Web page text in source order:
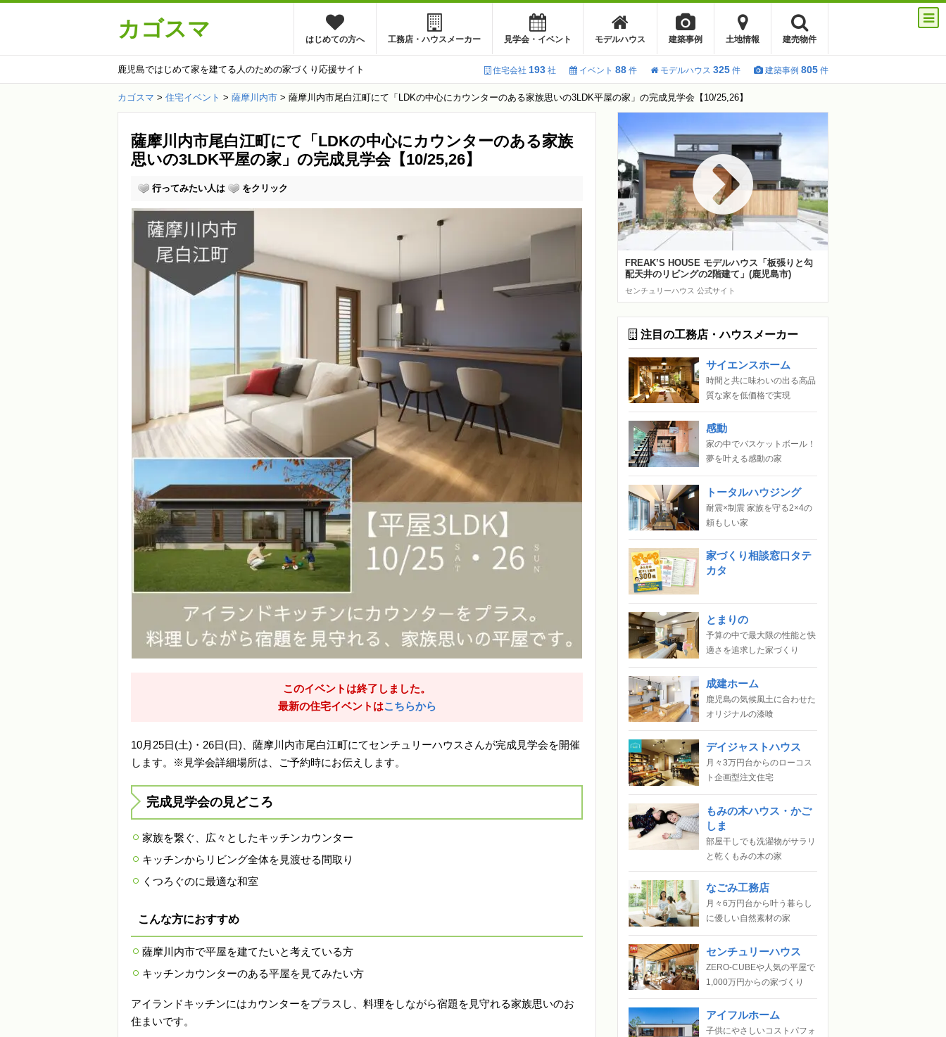
カゴスマ はじめての方へ 工務店・ハウスメーカー 見学会・イベント モデルハウス 建築事例 土地情報 建売物件
鹿児島ではじめて家を建てる人のための家づくり応援サイト 住宅会社 193 社 イベント 88 件 モデルハウス 325 件 建築事例 805 件
カゴスマ > 住宅イベント > 薩摩川内市 > 薩摩川内市尾白江町にて「LDKの中心にカウンターのある家族思いの3LDK平屋の家」の完成見学会【10/25,26】
薩摩川内市尾白江町にて「LDKの中心にカウンターのある家族
思いの3LDK平屋の家」の完成見学会【10/25,26】
行ってみたい人は をクリック
このイベントは終了しました。
最新の住宅イベントはこちらから
10月25日(土)・26日(日)、薩摩川内市尾白江町にてセンチュリーハウスさんが完成見学会を開催
します。※見学会詳細場所は、ご予約時にお伝えします。
完成見学会の見どころ
家族を繋ぐ、広々としたキッチンカウンター
キッチンからリビング全体を見渡せる間取り
くつろぐのに最適な和室
こんな方におすすめ
薩摩川内市で平屋を建てたいと考えている方
キッチンカウンターのある平屋を見てみたい方
アイランドキッチンにはカウンターをプラスし、料理をしながら宿題を見守れる家族思いのお
住まいです。
FREAK’S HOUSE モデルハウス「板張りと勾
配天井のリビングの2階建て」(鹿児島市)
センチュリーハウス 公式サイト
注目の工務店・ハウスメーカー
サイエンスホーム
時間と共に味わいの出る高品
質な家を低価格で実現
感動
家の中でバスケットボール！
夢を叶える感動の家
トータルハウジング
耐震×制震 家族を守る2×4の
頼もしい家
家づくり相談窓口タテ
カタ
とまりの
予算の中で最大限の性能と快
適さを追求した家づくり
成建ホーム
鹿児島の気候風土に合わせた
オリジナルの漆喰
デイジャストハウス
月々3万円台からのローコス
ト企画型注文住宅
もみの木ハウス・かご
しま
部屋干しでも洗濯物がサラリ
と乾くもみの木の家
なごみ工務店
月々6万円台から叶う暮らし
に優しい自然素材の家
センチュリーハウス
ZERO-CUBEや人気の平屋で
1,000万円からの家づくり
アイフルホーム
子供にやさしいコストパフォ